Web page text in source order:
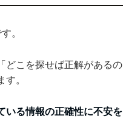
。
どこを探せば正解があるの
。
いる情報の正確性に不安を